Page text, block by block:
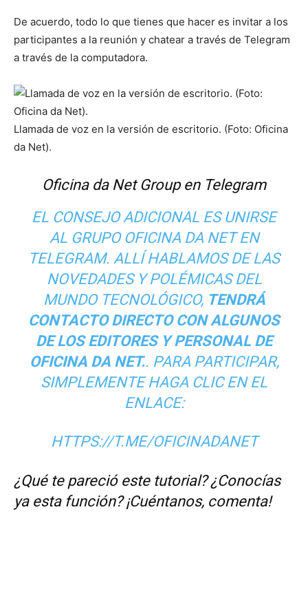
De acuerdo, todo lo que tienes que hacer es invitar a los
participantes a la reunión y chatear a través de Telegram
a través de la computadora.
Llamada de voz en la versión de escritorio. (Foto: Oficina
da Net).
Oficina da Net Group en Telegram
EL CONSEJO ADICIONAL ES UNIRSE
AL GRUPO OFICINA DA NET EN
TELEGRAM. ALLÍ HABLAMOS DE LAS
NOVEDADES Y POLÉMICAS DEL
MUNDO TECNOLÓGICO, TENDRÁ
CONTACTO DIRECTO CON ALGUNOS
DE LOS EDITORES Y PERSONAL DE
OFICINA DA NET.. PARA PARTICIPAR,
SIMPLEMENTE HAGA CLIC EN EL
ENLACE:
HTTPS://T.ME/OFICINADANET
¿Qué te pareció este tutorial? ¿Conocías
ya esta función? ¡Cuéntanos, comenta!